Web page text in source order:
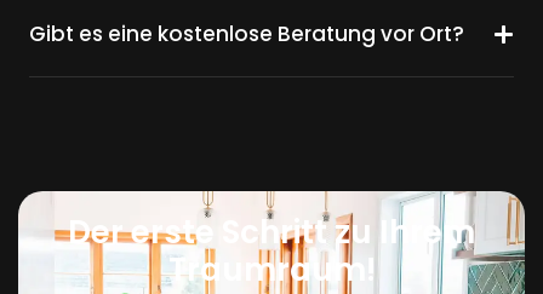
Gibt es eine kostenlose Beratung vor Ort?
Der erste Schritt zu Ihrem
Traumraum!